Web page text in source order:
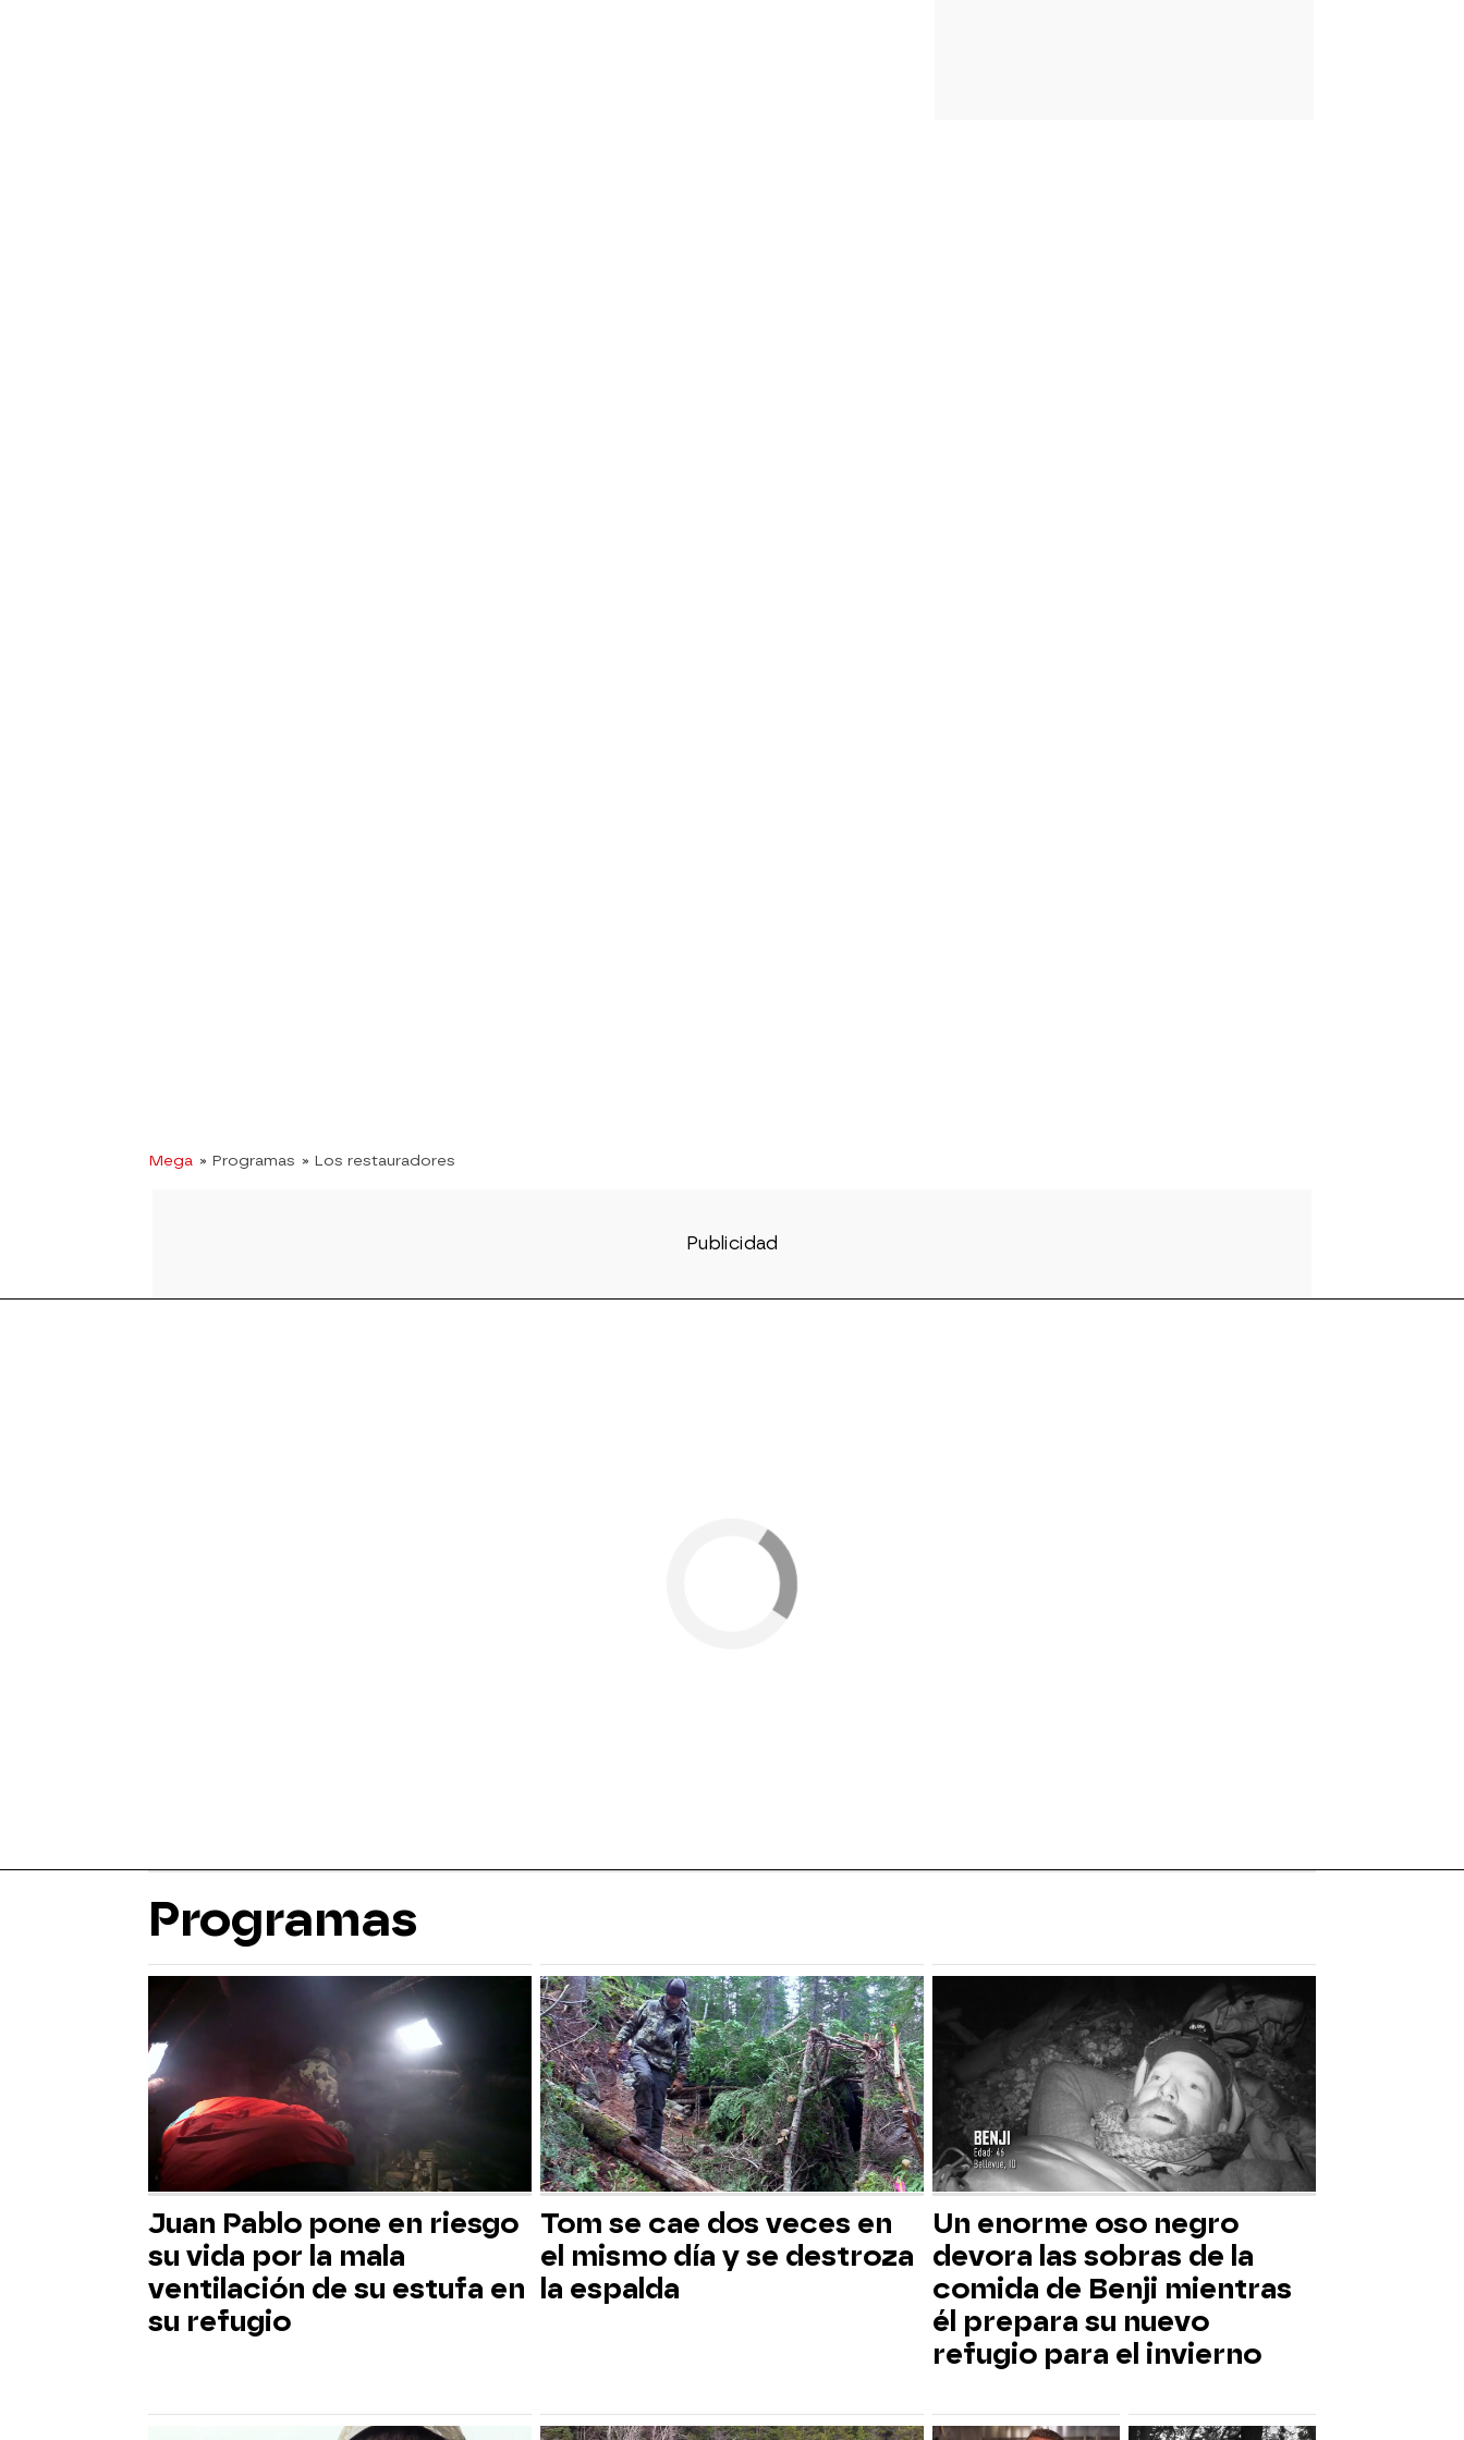
Mega » Programas » Los restauradores
Programas
Juan Pablo pone en riesgo
su vida por la mala
ventilación de su estufa en
su refugio
Tom se cae dos veces en
el mismo día y se destroza
la espalda
Un enorme oso negro
devora las sobras de la
comida de Benji mientras
él prepara su nuevo
refugio para el invierno